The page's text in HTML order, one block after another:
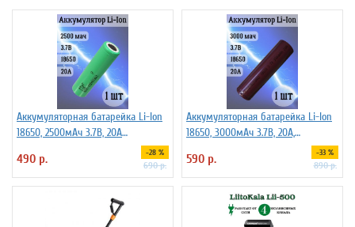
Аккумуляторная батарейка Li-Ion
18650, 2500мАч 3.7В, 20A
490 р. -28 %
690 р.
Аккумуляторная батарейка Li-Ion
18650, 3000мАч 3.7В, 20A,
высокомощный, незащищенный
590 р. -33 %
890 р.